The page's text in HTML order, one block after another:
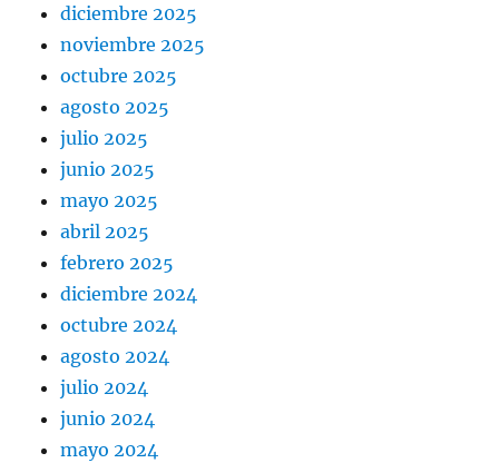
diciembre 2025
noviembre 2025
octubre 2025
agosto 2025
julio 2025
junio 2025
mayo 2025
abril 2025
febrero 2025
diciembre 2024
octubre 2024
agosto 2024
julio 2024
junio 2024
mayo 2024